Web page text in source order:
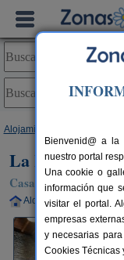
Alojamientos
La Borda de
Casa Rural en Allué /
Alquiler completo
Bienvenid@ a la
nuestro portal
Una cookie o
información que
visitar el portal.
empresas
y necesarias
Cookies Técnicas